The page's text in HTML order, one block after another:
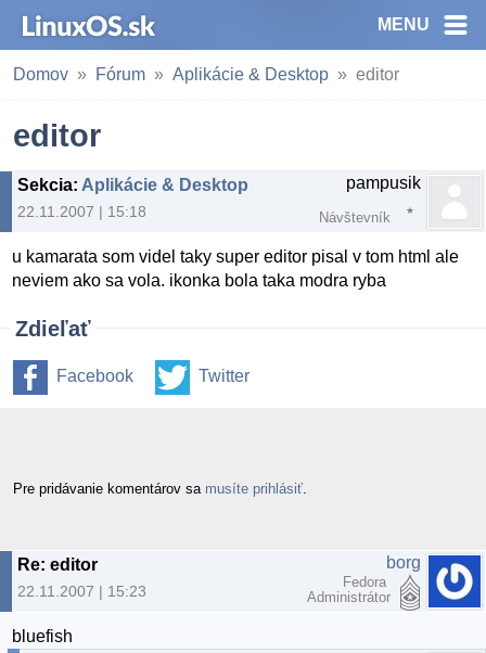
MENU
Domov Fórum Aplikácie & Desktop editor
editor
Sekcia: Aplikácie & Desktop
22.11.2007 | 15:18
pampusik
Návštevník
u kamarata som videl taky super editor pisal v tom html ale
neviem ako sa vola. ikonka bola taka modra ryba
Zdieľať
Facebook Twitter
Pre pridávanie komentárov sa musíte prihlásiť
Re: editor
22.11.2007 | 15:23
borg
Fedora
Administrátor
bluefish